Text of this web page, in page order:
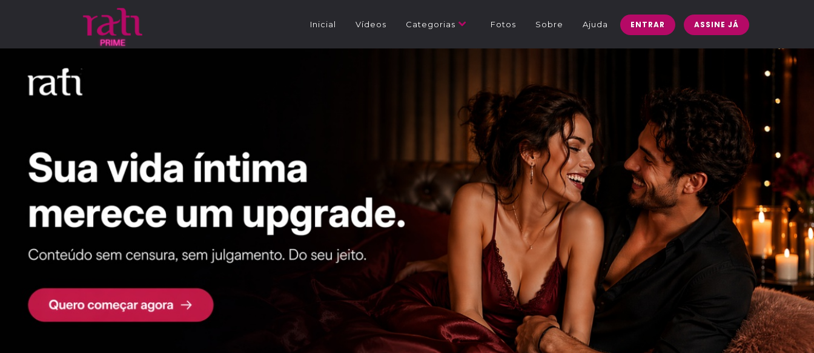
Inicial Vídeos Categorias Fotos Sobre Ajuda ENTRAR ASSINE JÁ